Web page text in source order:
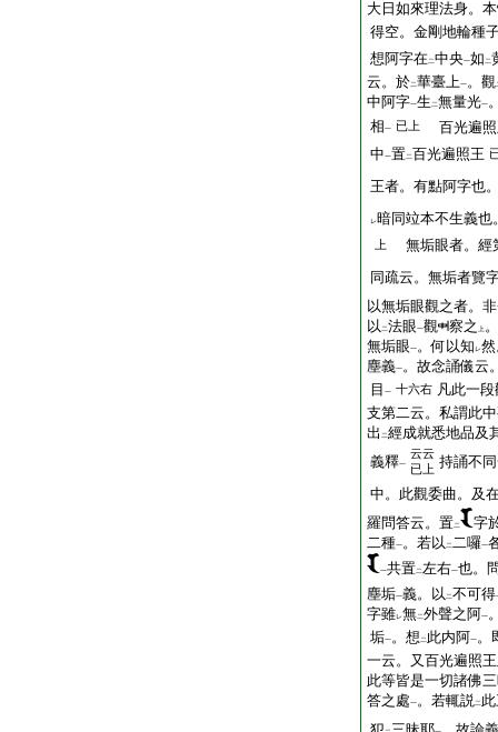
大日如來理法身。
得空。金剛地輪種
想阿字在二中央一如 二
云。於二華臺上一。觀
中阿字一生 二無量光一
相一 已上
百光遍照
中一置二百光遍照王
王者。有點阿字也
レ暗同竝本不生義也
上
無垢眼者。經
同疏云。無垢者覽
以無垢眼觀之者。非
以 二法眼一觀 察之 上
無垢眼一。何以知 レ
塵義一。故念誦儀云
目 一 十六右 凡此一
支第二云。私謂此
出 二經成就悉地品及
義釋一
云云
已上 持誦不
中。此觀委曲。及
羅問答云。置二
字
二種一。若以 二二囉一
一共置二左右一也。
塵垢一義。以 二不可得
字雖レ無二外聲之阿一
垢一。想 二 此内阿一。
一云。又百光遍照
此等皆是一切諸佛
答之處一。若輒説二